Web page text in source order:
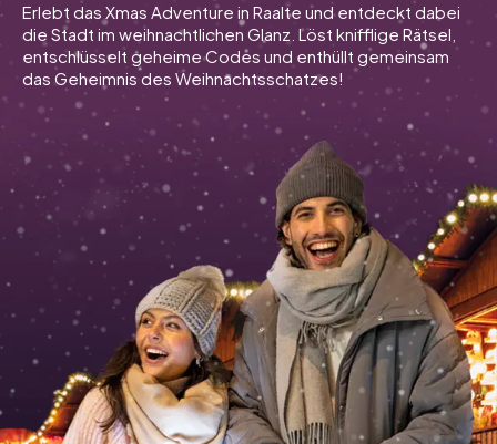
Touren
Teamevent
Tickets
INT CH
UK
IT
Tickets buchen
Gutscheine bestellen
Erlebt das Xmas Adventure in Raalte und entdeckt dabei
die Stadt im weihnachtlichen Glanz. Löst knifflige Rätsel,
entschlüsselt geheime Codes und enthüllt gemeinsam
das Geheimnis des Weihnachtsschatzes!